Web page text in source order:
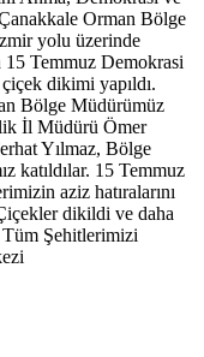
Orman Bölge
yolu üzerinde
Temmuz Demokrasi
dikimi yapıldı.
Bölge Müdürümüz
İl Müdürü Ömer
Yılmaz, Bölge
katıldılar. 15 Temmuz
aziz hatıralarını
dikildi ve daha
Tüm Şehitlerimizi